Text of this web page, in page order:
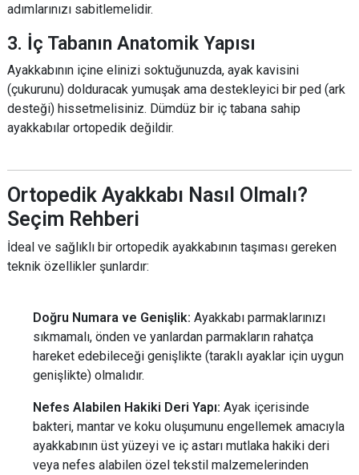
adımlarınızı sabitlemelidir.
3. İç Tabanın Anatomik Yapısı
Ayakkabının içine elinizi soktuğunuzda, ayak kavisini
(çukurunu) dolduracak yumuşak ama destekleyici bir ped (ark
desteği) hissetmelisiniz. Dümdüz bir iç tabana sahip
ayakkabılar ortopedik değildir.
Ortopedik Ayakkabı Nasıl Olmalı?
Seçim Rehberi
İdeal ve sağlıklı bir ortopedik ayakkabının taşıması gereken
teknik özellikler şunlardır:
Doğru Numara ve Genişlik: Ayakkabı parmaklarınızı
sıkmamalı, önden ve yanlardan parmakların rahatça
hareket edebileceği genişlikte (taraklı ayaklar için uygun
genişlikte) olmalıdır.
Nefes Alabilen Hakiki Deri Yapı: Ayak içerisinde
bakteri, mantar ve koku oluşumunu engellemek amacıyla
ayakkabının üst yüzeyi ve iç astarı mutlaka hakiki deri
veya nefes alabilen özel tekstil malzemelerinden